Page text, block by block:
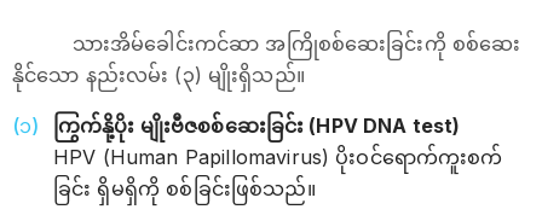
သားအိမ်ခေါင်းကင်ဆာ အကြိုစစ်ဆေးခြင်းကို စစ်ဆေး
နိုင်သော နည်းလမ်း (၃) မျိုးရှိသည်။
ကြွက်နို့ပိုး မျိုးဗီဇစစ်ဆေးခြင်း (HPV DNA test)
HPV (Human Papillomavirus) ပိုးဝင်ရောက်ကူးစက်
ခြင်း ရှိမရှိကို စစ်ခြင်းဖြစ်သည်။